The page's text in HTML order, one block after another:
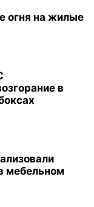
огня на жилые
в
мебельном